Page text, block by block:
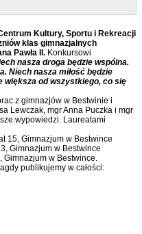
Kultury, Sportu i Rekreacji
klas gimnazjalnych
Pawła II. Konkursowi
nasza droga będzie wspólna.
Niech nasza miłość będzie
większa od wszystkiego, co się
z gimnazjów w Bestwinie i
Lewczak, mgr Anna Puczka i mgr
wypowiedzi. Laureatami
15, Gimnazjum w Bestwince
Gimnazjum w Bestwince
Gimnazjum w Bestwince.
publikujemy w całości: